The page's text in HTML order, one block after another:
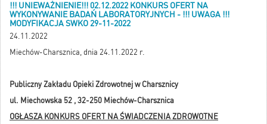
!!! UNIEWAŻNIENIE!!! 02.12.2022 KONKURS OFERT NA
WYKONYWANIE BADAŃ LABORATORYJNYCH - !!! UWAGA !!!
MODYFIKACJA SWKO 29-11-2022
24.11.2022
Miechów-Charsznica, dnia 24.11.2022 r.
Publiczny Zakładu Opieki Zdrowotnej w Charsznicy
ul. Miechowska 52 , 32-250 Miechów-Charsznica
OGŁASZA KONKURS OFERT NA ŚWIADCZENIA ZDROWOTNE